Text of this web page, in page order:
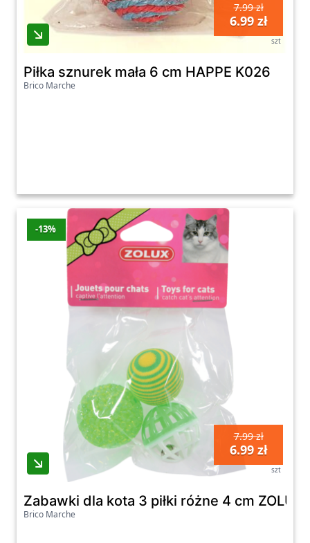
7.99 zł
6.99 zł
szt
Piłka sznurek mała 6 cm HAPPE K026
Brico Marche
-13%
7.99 zł
6.99 zł
szt
Zabawki dla kota 3 piłki różne 4 cm ZOLUX
Brico Marche